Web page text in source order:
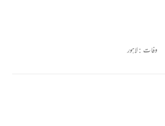
وفات :لاہور